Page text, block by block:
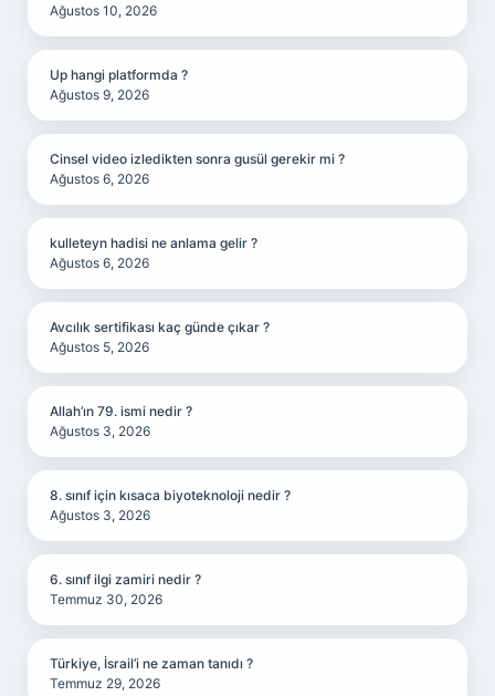
Ağustos 10, 2026
Up hangi platformda ?
Ağustos 9, 2026
Cinsel video izledikten sonra gusül gerekir mi ?
Ağustos 6, 2026
kulleteyn hadisi ne anlama gelir ?
Ağustos 6, 2026
Avcılık sertifikası kaç günde çıkar ?
Ağustos 5, 2026
Allah’ın 79. ismi nedir ?
Ağustos 3, 2026
8. sınıf için kısaca biyoteknoloji nedir ?
Ağustos 3, 2026
6. sınıf ilgi zamiri nedir ?
Temmuz 30, 2026
Türkiye, İsrail’i ne zaman tanıdı ?
Temmuz 29, 2026